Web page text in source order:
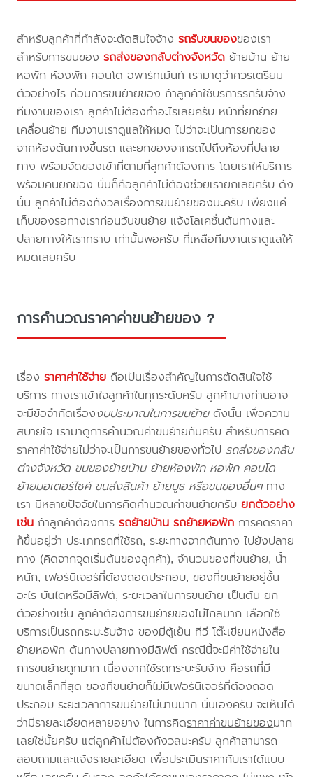
สำหรับลูกค้าที่กำลังจะตัดสินใจจ้างรถรับขนของของเรา
สำหรับการขนของรถส่งของกลับต่างจังหวัดย้ายบ้าน ย้าย
หอพัก ห้องพัก คอนโด อพาร์ทเม้นท์เรามาดูว่าควรเตรียม
ตัวอย่างไร ก่อนการขนย้ายของ ถ้าลูกค้าใช้บริการรถรับจ้าง
ทีมงานของเรา ลูกค้าไม่ต้องทำอะไรเลยครับ หน้าที่ยกย้าย
เคลื่อนย้าย ทีมงานเราดูแลให้หมด ไม่ว่าจะเป็นการยกของ
จากห้องต้นทางขึ้นรถ และยกของจากรถไปถึงห้องที่ปลาย
ทาง พร้อมจัดของเข้าที่ตามที่ลูกค้าต้องการ โดยเราให้บริการ
พร้อมคนยกของ นั่นก็คือลูกค้าไม่ต้องช่วยเรายกเลยครับ ดัง
นั้น ลูกค้าไม่ต้องกังวลเรื่องการขนย้ายของนะครับ เพียงแค่
เก็บของรอทางเราก่อนวันขนย้าย แจ้งโลเคชั่นต้นทางและ
ปลายทางให้เราทราบ เท่านั้นพอครับ ที่เหลือทีมงานเราดูแลให้
หมดเลยครับ
การคำนวณราคาค่าขนย้ายของ ?
เรื่องราคาค่าใช้จ่าย ถือเป็นเรื่องสำคัญในการตัดสินใจใช้
บริการ ทางเราเข้าใจลูกค้าในทุกระดับครับ ลูกค้าบางท่านอาจ
จะมีข้อจำกัดเรื่องงบประมาณในการขนย้ายดังนั้น เพื่อความ
สบายใจ เรามาดูการคำนวณค่าขนย้ายกันครับ สำหรับการคิด
ราคาค่าใช้จ่ายไม่ว่าจะเป็นการขนย้ายของทั่วไป รถส่งของกลับ
ต่างจังหวัด ขนของย้ายบ้าน ย้ายห้องพัก หอพัก คอนโด
ย้ายมอเตอร์ไซค์ ขนส่งสินค้า ย้ายบูธ หรือขนของอื่นๆทาง
เรา มีหลายปัจจัยในการคิดคำนวณค่าขนย้ายครับยกตัวอย่าง
เช่น ถ้าลูกค้าต้องการรถย้ายบ้าน รถย้ายหอพัก การคิดราคา
ก็ขึ้นอยู่ว่า ประเภทรถที่ใช้รถ, ระยะทางจากต้นทาง ไปยังปลาย
ทาง (คิดจากจุดเริ่มต้นของลูกค้า), จำนวนของที่ขนย้าย, น้ำ
หนัก, เฟอร์นิเจอร์ที่ต้องถอดประกอบ, ของที่ขนย้ายอยู่ชั้น
อะไร บันไดหรือมีลิฟต์, ระยะเวลาในการขนย้าย เป็นต้น ยก
ตัวอย่างเช่น ลูกค้าต้องการขนย้ายของไม่ไกลมาก เลือกใช้
บริการเป็นรถกระบะรับจ้าง ของมีตู้เย็น ทีวี โต๊ะเขียนหนังสือ
ย้ายหอพัก ต้นทางปลายทางมีลิฟต์ กรณีนี้จะมีค่าใช้จ่ายใน
การขนย้ายถูกมาก เนื่องจากใช้รถกระบะรับจ้าง คือรถที่มี
ขนาดเล็กที่สุด ของที่ขนย้ายก็ไม่มีเฟอร์นิเจอร์ที่ต้องถอด
ประกอบ ระยะเวลาการขนย้ายไม่นานมาก นั่นเองครับ จะเห็นได้
ว่ามีรายละเอียดหลายอยาง ในการคิดราคาค่าขนย้ายของมาก
เลยใช่มั้ยครับ แต่ลูกค้าไม่ต้องกังวลนะครับ ลูกค้าสามารถ
สอบถามและแจ้งรายละเอียด เพื่อประเมินราคากับเราได้แบบ